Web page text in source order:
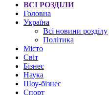
ВСІ РОЗДІЛИ
Головна
Україна
Всі новини розділу
Політика
Місто
Світ
Бізнес
Наука
Шоу-бізнес
Спорт